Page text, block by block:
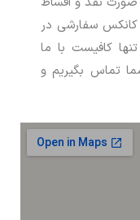
سفارشی در
کافیست با ما
تماس بگیریم و